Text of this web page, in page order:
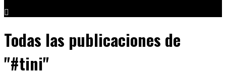
Todas las publicaciones de
"#tini"